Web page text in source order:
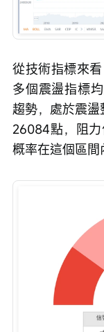
從技術指標來看
多個震盪指標
趨勢，處於震盪
26084點，阻
概率在這個區間